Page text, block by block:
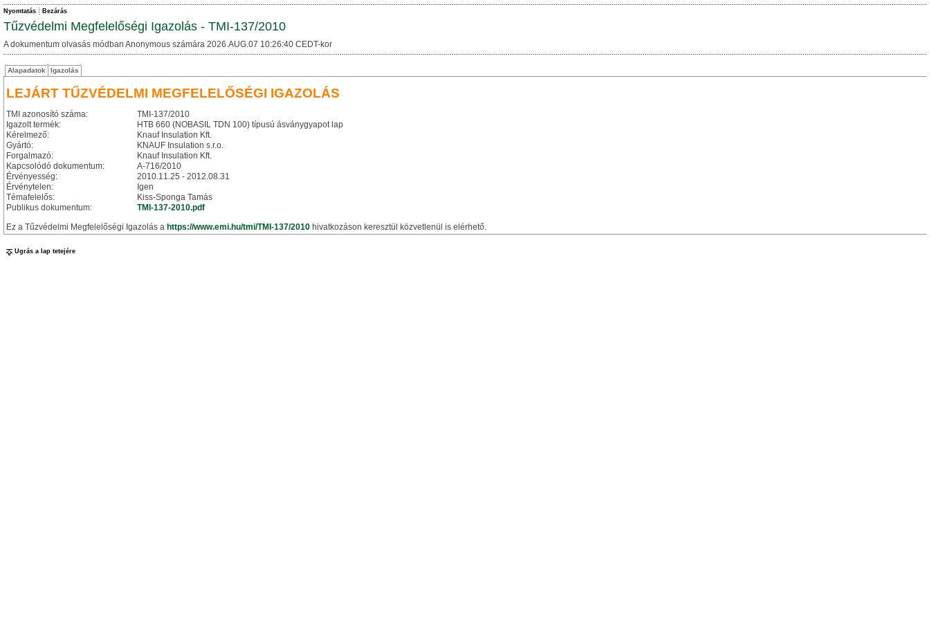
Nyomtatás Bezárás
Tűzvédelmi Megfelelőségi Igazolás - TMI-137/2010
A dokumentum olvasás módban Anonymous számára 2026.AUG.07 10:26:40 CEDT-kor
Alapadatok Igazolás
LEJÁRT TŰZVÉDELMI MEGFELELŐSÉGI IGAZOLÁS
TMI azonosító száma:
TMI-137/2010
Igazolt termék:
HTB 660 (NOBASIL TDN 100) típusú ásványgyapot lap
Kérelmező:
Knauf Insulation Kft.
Gyártó:
KNAUF Insulation s.r.o.
Forgalmazó:
Knauf Insulation Kft.
Kapcsolódó dokumentum:
A-716/2010
Érvényesség:
2010.11.25 - 2012.08.31
Érvénytelen:
Igen
Témafelelős:
Kiss-Sponga Tamás
Publikus dokumentum:
TMI-137-2010.pdf
Ez a Tűzvédelmi Megfelelőségi Igazolás a https://www.emi.hu/tmi/TMI-137/2010 hivatkozáson keresztül közvetlenül is elérhető.
Ugrás a lap tetejére